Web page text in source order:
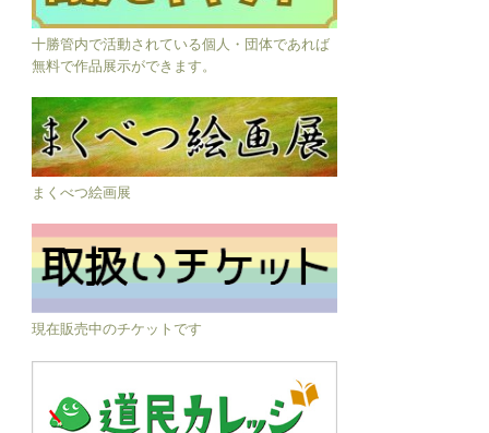
十勝管内で活動されている個人・団体であれば
無料で作品展示ができます。
まくべつ絵画展
現在販売中のチケットです